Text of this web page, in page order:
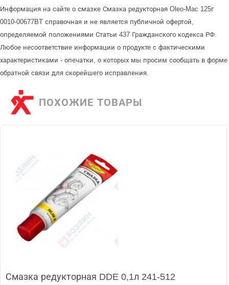
Информация на сайте о смазке Смазка редукторная Oleo-Mac 125г
0010-00677BT справочная и не является публичной офертой,
определяемой положениями Статьи 437 Гражданского кодекса РФ.
Любое несоответствие информации о продукте с фактическими
характеристиками - опечатки, о которых мы просим сообщать в форме
обратной связи для скорейшего исправления.
ПОХОЖИЕ ТОВАРЫ
Смазка редукторная DDE 0,1л 241-512